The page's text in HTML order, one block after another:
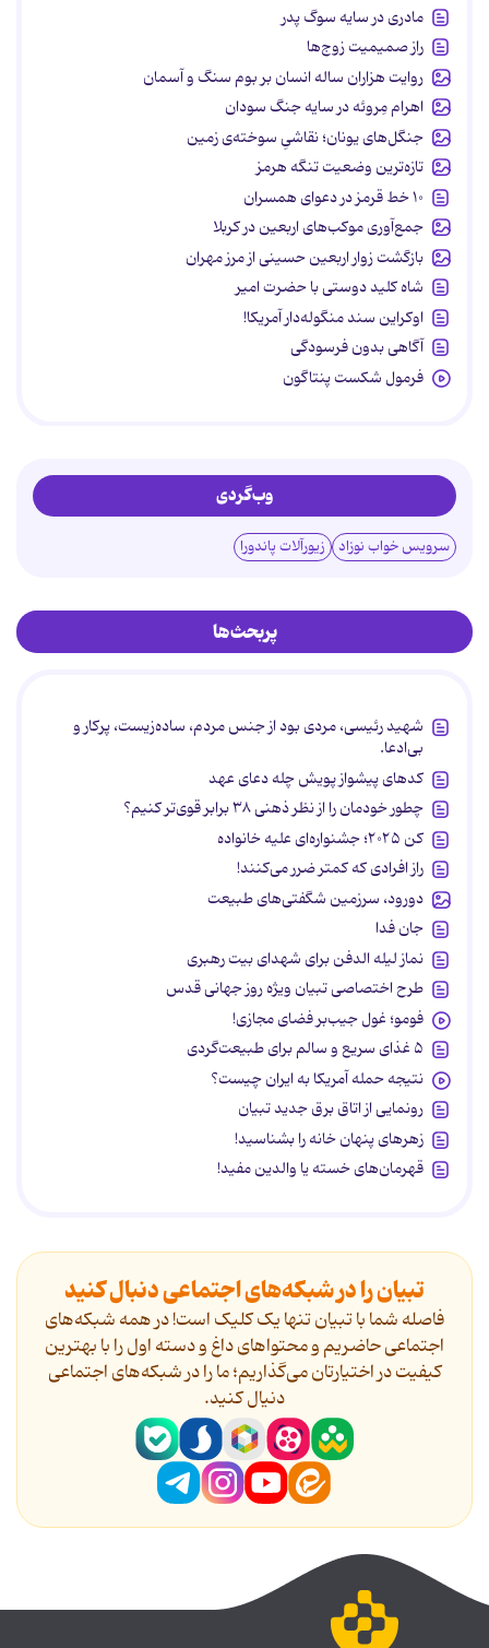
مادری در سایه سوگ پدر
راز صمیمیت زوج‌ها
روایت هزاران ساله انسان بر بوم سنگ و آسمان
اهرام مِروئه در سایه جنگ سودان
جنگل‌های یونان؛ نقاشیِ سوخته‌ی زمین
تازه‌ترین وضعیت تنگه هرمز
۱۰ خط قرمز در دعوای همسران
جمع‌آوری موکب‌های اربعین در کربلا
بازگشت زوار اربعین حسینی از مرز مهران
شاه کلید دوستی با حضرت امیر
اوکراین سند منگوله‌دار آمریکا!
آگاهی بدون فرسودگی
فرمول شکست پنتاگون
وب‌گردی
سرویس خواب نوزاد زیورآلات پاندورا
پربحث‌ها
شهید رئیسی، مردی بود از جنس مردم، ساده‌زیست، پرکار و
بی‌ادعا.
کدهای پیشواز پویش چله دعای عهد
چطور خودمان را از نظر ذهنی ۳۸ برابر قوی‌تر کنیم؟
کن ۲۰۲۵؛ جشنواره‌ای علیه خانواده
راز افرادی که کمتر ضرر می‌کنند!
دورود، سرزمین شگفتی‌های طبیعت
جان فدا
نماز لیله الدفن برای شهدای بیت رهبری
طرح اختصاصی تبیان ویژه روز جهانی قدس
فومو؛ غول جیب‌بر فضای مجازی!
۵ غذای سریع و سالم برای طبیعت‌گردی
نتیجه حمله آمریکا به ایران چیست؟
رونمایی از اتاق برق جدید تبیان
زهرهای پنهان خانه را بشناسید!
قهرمان‌های خسته یا والدین مفید!
تبیان را در شبکه‌های اجتماعی دنبال کنید
فاصله شما با تبیان تنها یک کلیک است! در همه شبکه‌های
اجتماعی حاضریم و محتواهای داغ و دسته اول را با بهترین
کیفیت در اختیارتان می‌گذاریم؛ ما را در شبکه‌های اجتماعی
دنیال کنید.